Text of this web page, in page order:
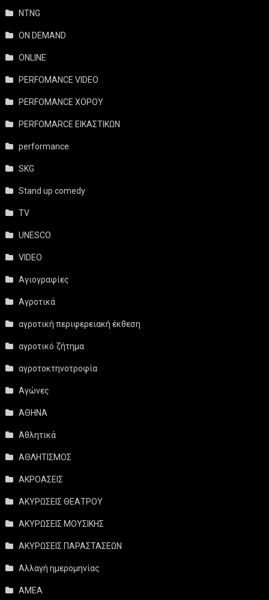
NTNG
ON DEMAND
ONLINE
PERFOMANCE VIDEO
PERFOMANCE ΧΟΡΟΥ
PERFOMARCE ΕΙΚΑΣΤΙΚΩΝ
performance
SKG
Stand up comedy
TV
UNESCO
VIDEO
Αγιογραφίες
Αγροτικά
αγροτική περιφερειακή έκθεση
αγροτικό ζήτημα
αγροτοκτηνοτροφία
Αγώνες
ΑΘΗΝΑ
Αθλητικά
ΑΘΛΗΤΙΣΜΟΣ
ΑΚΡΟΑΣΕΙΣ
ΑΚΥΡΩΣΕΙΣ ΘΕΑΤΡΟΥ
ΑΚΥΡΩΣΕΙΣ ΜΟΥΣΙΚΗΣ
ΑΚΥΡΩΣΕΙΣ ΠΑΡΑΣΤΑΣΕΩΝ
Αλλαγή ημερομηνίας
ΑΜΕΑ